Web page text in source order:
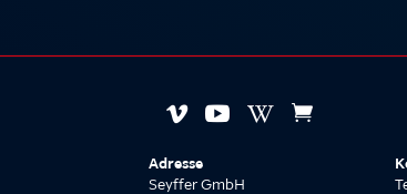
   
Adresse
Seyffer GmbH